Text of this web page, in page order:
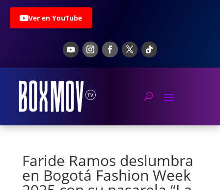
Ver en YouTube
Faride Ramos deslumbra
en Bogotá Fashion Week